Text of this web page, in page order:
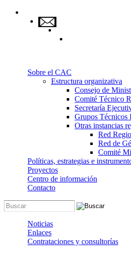
Pasar al contenido principal
Sobre el CAC
Estructura organizativa
Consejo de
Comité Técnico
Secretaría
Grupos Técnicos
Otras instancias
Red
Red de
Comité
Políticas, estrategias e
Proyectos
Centro de información
Contacto
Buscar
Noticias
Enlaces
Contrataciones y consultorías